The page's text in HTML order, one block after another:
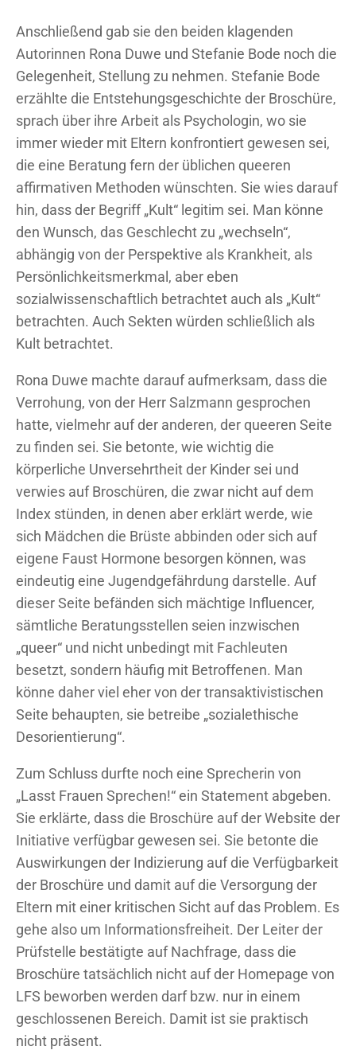
Anschließend gab sie den beiden klagenden
Autorinnen Rona Duwe und Stefanie Bode noch die
Gelegenheit, Stellung zu nehmen. Stefanie Bode
erzählte die Entstehungsgeschichte der Broschüre,
sprach über ihre Arbeit als Psychologin, wo sie
immer wieder mit Eltern konfrontiert gewesen sei,
die eine Beratung fern der üblichen queeren
affirmativen Methoden wünschten. Sie wies darauf
hin, dass der Begriff „Kult“ legitim sei. Man könne
den Wunsch, das Geschlecht zu „wechseln“,
abhängig von der Perspektive als Krankheit, als
Persönlichkeitsmerkmal, aber eben
sozialwissenschaftlich betrachtet auch als „Kult“
betrachten. Auch Sekten würden schließlich als
Kult betrachtet.
Rona Duwe machte darauf aufmerksam, dass die
Verrohung, von der Herr Salzmann gesprochen
hatte, vielmehr auf der anderen, der queeren Seite
zu finden sei. Sie betonte, wie wichtig die
körperliche Unversehrtheit der Kinder sei und
verwies auf Broschüren, die zwar nicht auf dem
Index stünden, in denen aber erklärt werde, wie
sich Mädchen die Brüste abbinden oder sich auf
eigene Faust Hormone besorgen können, was
eindeutig eine Jugendgefährdung darstelle. Auf
dieser Seite befänden sich mächtige Influencer,
sämtliche Beratungsstellen seien inzwischen
„queer“ und nicht unbedingt mit Fachleuten
besetzt, sondern häufig mit Betroffenen. Man
könne daher viel eher von der transaktivistischen
Seite behaupten, sie betreibe „sozialethische
Desorientierung“.
Zum Schluss durfte noch eine Sprecherin von
„Lasst Frauen Sprechen!“ ein Statement abgeben.
Sie erklärte, dass die Broschüre auf der Website der
Initiative verfügbar gewesen sei. Sie betonte die
Auswirkungen der Indizierung auf die Verfügbarkeit
der Broschüre und damit auf die Versorgung der
Eltern mit einer kritischen Sicht auf das Problem. Es
gehe also um Informationsfreiheit. Der Leiter der
Prüfstelle bestätigte auf Nachfrage, dass die
Broschüre tatsächlich nicht auf der Homepage von
LFS beworben werden darf bzw. nur in einem
geschlossenen Bereich. Damit ist sie praktisch
nicht präsent.